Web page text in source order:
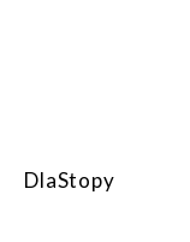
DlaStopy